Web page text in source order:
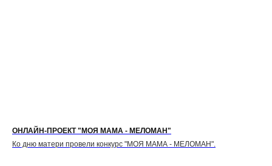
ОНЛАЙН-ПРОЕКТ "МОЯ МАМА - МЕЛОМАН"
Ко дню матери провели конкурс "МОЯ МАМА - МЕЛОМАН".